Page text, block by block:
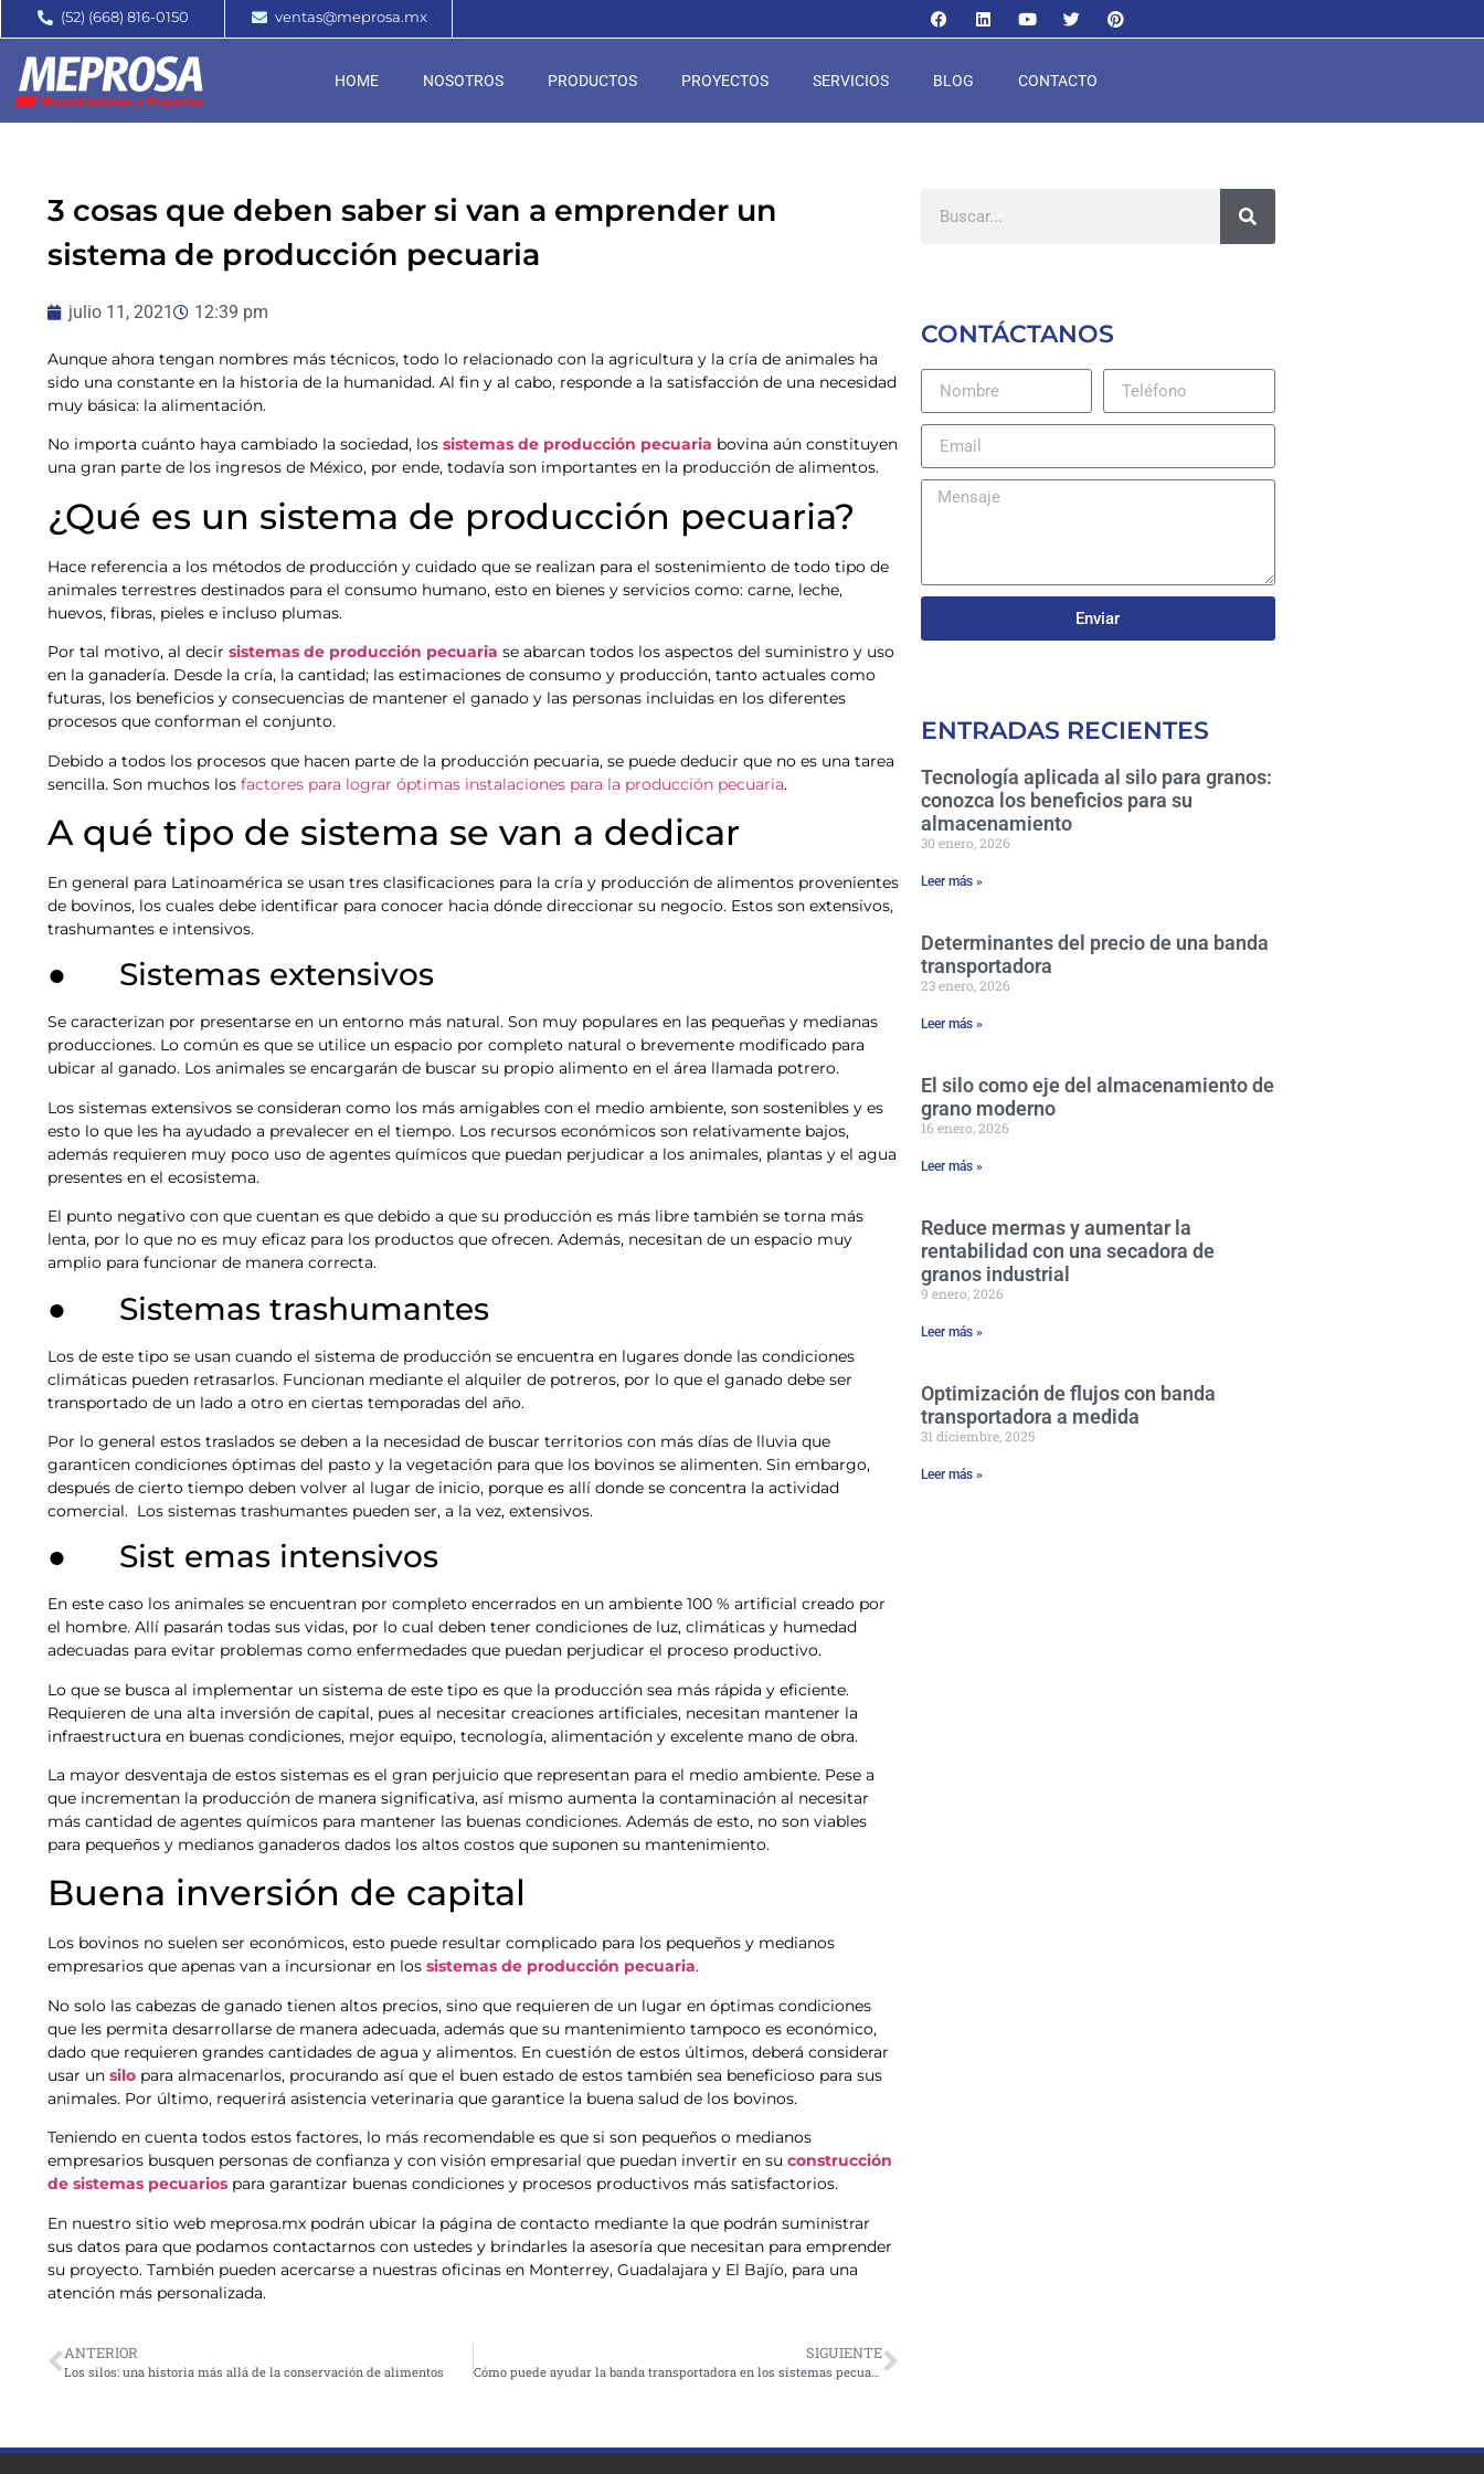
(52) (668) 816-0150 ventas@meprosa.mx
HOME NOSOTROS PRODUCTOS PROYECTOS SERVICIOS BLOG CONTACTO
3 cosas que deben saber si van a emprender un
sistema de producción pecuaria
julio 11, 2021 12:39 pm
Aunque ahora tengan nombres más técnicos, todo lo relacionado con la agricultura y la cría de animales ha
sido una constante en la historia de la humanidad. Al fin y al cabo, responde a la satisfacción de una necesidad
muy básica: la alimentación.
No importa cuánto haya cambiado la sociedad, los sistemas de producción pecuaria bovina aún constituyen
una gran parte de los ingresos de México, por ende, todavía son importantes en la producción de alimentos.
¿Qué es un sistema de producción pecuaria?
Hace referencia a los métodos de producción y cuidado que se realizan para el sostenimiento de todo tipo de
animales terrestres destinados para el consumo humano, esto en bienes y servicios como: carne, leche,
huevos, fibras, pieles e incluso plumas.
Por tal motivo, al decir sistemas de producción pecuaria se abarcan todos los aspectos del suministro y uso
en la ganadería. Desde la cría, la cantidad; las estimaciones de consumo y producción, tanto actuales como
futuras, los beneficios y consecuencias de mantener el ganado y las personas incluidas en los diferentes
procesos que conforman el conjunto.
Debido a todos los procesos que hacen parte de la producción pecuaria, se puede deducir que no es una tarea
sencilla. Son muchos los factores para lograr óptimas instalaciones para la producción pecuaria.
A qué tipo de sistema se van a dedicar
En general para Latinoamérica se usan tres clasificaciones para la cría y producción de alimentos provenientes
de bovinos, los cuales debe identificar para conocer hacia dónde direccionar su negocio. Estos son extensivos,
trashumantes e intensivos.
● Sistemas extensivos
Se caracterizan por presentarse en un entorno más natural. Son muy populares en las pequeñas y medianas
producciones. Lo común es que se utilice un espacio por completo natural o brevemente modificado para
ubicar al ganado. Los animales se encargarán de buscar su propio alimento en el área llamada potrero.
Los sistemas extensivos se consideran como los más amigables con el medio ambiente, son sostenibles y es
esto lo que les ha ayudado a prevalecer en el tiempo. Los recursos económicos son relativamente bajos,
además requieren muy poco uso de agentes químicos que puedan perjudicar a los animales, plantas y el agua
presentes en el ecosistema.
El punto negativo con que cuentan es que debido a que su producción es más libre también se torna más
lenta, por lo que no es muy eficaz para los productos que ofrecen. Además, necesitan de un espacio muy
amplio para funcionar de manera correcta.
● Sistemas trashumantes
Los de este tipo se usan cuando el sistema de producción se encuentra en lugares donde las condiciones
climáticas pueden retrasarlos. Funcionan mediante el alquiler de potreros, por lo que el ganado debe ser
transportado de un lado a otro en ciertas temporadas del año.
Por lo general estos traslados se deben a la necesidad de buscar territorios con más días de lluvia que
garanticen condiciones óptimas del pasto y la vegetación para que los bovinos se alimenten. Sin embargo,
después de cierto tiempo deben volver al lugar de inicio, porque es allí donde se concentra la actividad
comercial. Los sistemas trashumantes pueden ser, a la vez, extensivos.
● Sist emas intensivos
En este caso los animales se encuentran por completo encerrados en un ambiente 100 % artificial creado por
el hombre. Allí pasarán todas sus vidas, por lo cual deben tener condiciones de luz, climáticas y humedad
adecuadas para evitar problemas como enfermedades que puedan perjudicar el proceso productivo.
Lo que se busca al implementar un sistema de este tipo es que la producción sea más rápida y eficiente.
Requieren de una alta inversión de capital, pues al necesitar creaciones artificiales, necesitan mantener la
infraestructura en buenas condiciones, mejor equipo, tecnología, alimentación y excelente mano de obra.
La mayor desventaja de estos sistemas es el gran perjuicio que representan para el medio ambiente. Pese a
que incrementan la producción de manera significativa, así mismo aumenta la contaminación al necesitar
más cantidad de agentes químicos para mantener las buenas condiciones. Además de esto, no son viables
para pequeños y medianos ganaderos dados los altos costos que suponen su mantenimiento.
Buena inversión de capital
Los bovinos no suelen ser económicos, esto puede resultar complicado para los pequeños y medianos
empresarios que apenas van a incursionar en los sistemas de producción pecuaria.
No solo las cabezas de ganado tienen altos precios, sino que requieren de un lugar en óptimas condiciones
que les permita desarrollarse de manera adecuada, además que su mantenimiento tampoco es económico,
dado que requieren grandes cantidades de agua y alimentos. En cuestión de estos últimos, deberá considerar
usar un silo para almacenarlos, procurando así que el buen estado de estos también sea beneficioso para sus
animales. Por último, requerirá asistencia veterinaria que garantice la buena salud de los bovinos.
Teniendo en cuenta todos estos factores, lo más recomendable es que si son pequeños o medianos
empresarios busquen personas de confianza y con visión empresarial que puedan invertir en su construcción
de sistemas pecuarios para garantizar buenas condiciones y procesos productivos más satisfactorios.
En nuestro sitio web meprosa.mx podrán ubicar la página de contacto mediante la que podrán suministrar
sus datos para que podamos contactarnos con ustedes y brindarles la asesoría que necesitan para emprender
su proyecto. También pueden acercarse a nuestras oficinas en Monterrey, Guadalajara y El Bajío, para una
atención más personalizada.
ANTERIOR
Los silos: una historia más allá de la conservación de alimentos
SIGUIENTE
Cómo puede ayudar la banda transportadora en los sistemas pecuarios intensivos
CONTÁCTANOS
Enviar
ENTRADAS RECIENTES
Tecnología aplicada al silo para granos:
conozca los beneficios para su
almacenamiento
30 enero, 2026
Leer más »
Determinantes del precio de una banda
transportadora
23 enero, 2026
Leer más »
El silo como eje del almacenamiento de
grano moderno
16 enero, 2026
Leer más »
Reduce mermas y aumentar la
rentabilidad con una secadora de
granos industrial
9 enero, 2026
Leer más »
Optimización de flujos con banda
transportadora a medida
31 diciembre, 2025
Leer más »